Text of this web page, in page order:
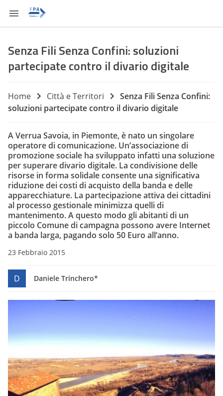
Senza Fili Senza Confini: soluzioni
partecipate contro il divario digitale
Home Città e Territori
Senza Fili Senza Confini:
soluzioni partecipate contro il divario digitale
A Verrua Savoia, in Piemonte, è nato un singolare
operatore di comunicazione. Un’associazione di
promozione sociale ha sviluppato infatti una soluzione
per superare divario digitale. La condivisione delle
risorse in forma solidale consente una significativa
riduzione dei costi di acquisto della banda e delle
apparecchiature. La partecipazione attiva dei cittadini
al processo gestionale minimizza quelli di
mantenimento. A questo modo gli abitanti di un
piccolo Comune di campagna possono avere Internet
a banda larga, pagando solo 50 Euro all’anno.
23 Febbraio 2015
D Daniele Trinchero*